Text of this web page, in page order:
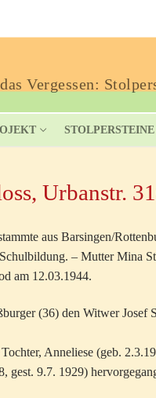
Vergessen:
STOLPERSTEINE
Urbanstr.
aus Barsingen/
– Mutter Mina
am 12.03.1944.
(36) den Witwer
Anneliese (geb.
gest. 9.7. 1929)